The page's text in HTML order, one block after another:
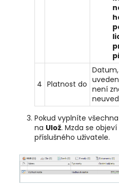
4 Platnost do není
Pokud vyplníte
na Ulož. Mzda se
příslušného uživatele.